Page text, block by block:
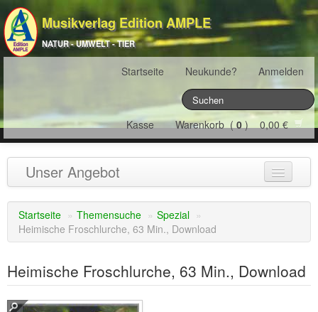
Musikverlag Edition AMPLE
NATUR - UMWELT - TIER
Startseite Neukunde? Anmelden
Kasse Warenkorb (0) 0,00 €
Unser Angebot
NATURJAHR(12)
ÖSTERREICH(22)
SCHWEIZ(16)
Startseite » Themensuche » Spezial »
Heimische Froschlurche, 63 Min., Download
Heimische Froschlurche, 63 Min., Download